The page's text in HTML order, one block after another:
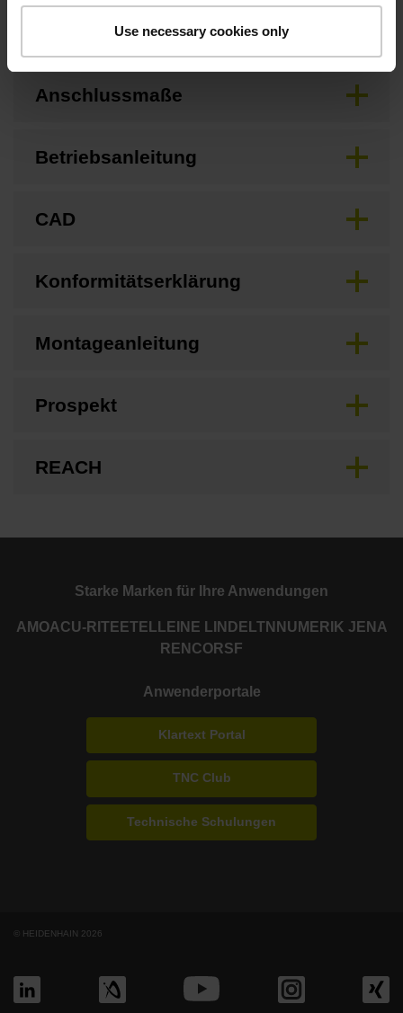
Use necessary cookies only
Downloads / CAD / Montage
Anschlussmaße
Betriebsanleitung
CAD
Konformitätserklärung
Montageanleitung
Prospekt
REACH
Starke Marken für Ihre Anwendungen
AMOACU-RITE ETEL LEINE LINDE LTN NUMERIK JENA
RENCORSF
Anwenderportale
Klartext Portal
TNC Club
Technische Schulungen
© HEIDENHAIN 2026